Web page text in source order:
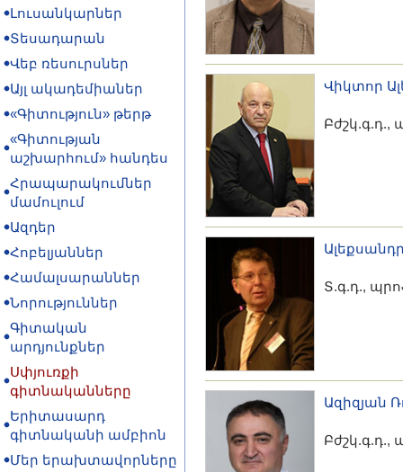
Լուսանկարներ
Տեսադարան
Վեբ ռեսուրսներ
Այլ ակադեմիաներ
«Գիտություն» թերթ
«Գիտության
աշխարհում» հանդես
Հրապարակումներ
մամուլում
Ազդեր
Հոբելյաններ
Համալսարաններ
Նորություններ
Գիտական
արդյունքներ
Սփյուռքի
գիտնականները
Երիտասարդ
գիտնականի ամբիոն
Մեր երախտավորները
Վիկտոր
Բժշկ.գ.դ.,
Տ.գ.դ.,
Ազիզյան
Բժշկ.գ.դ.,